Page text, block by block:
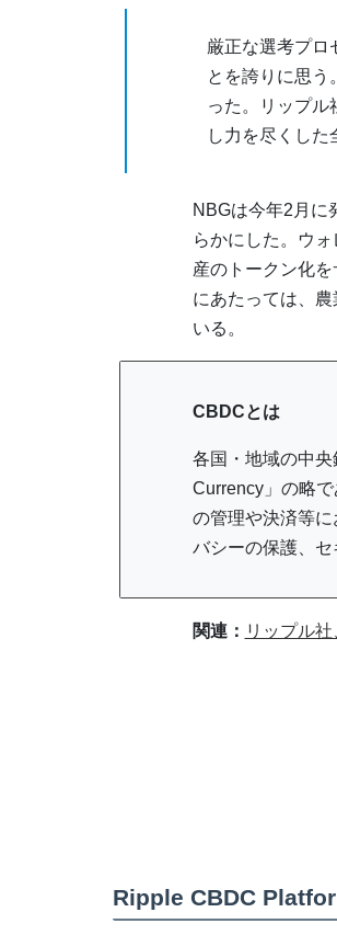
厳正な選考プロ
とを誇りに思う
った。リップル
し力を尽くした
NBGは今年2月に
らかにした。ウ
産のトークン化
にあたっては、
いる。
CBDCとは
各国・地域の中
Currency」の略
の管理や決済等
バシーの保護、セ
関連： リップル
Ripple CBDC